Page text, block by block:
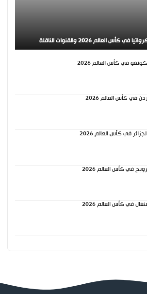
العالم 2026 والقنوات الناقلة
موعد مباراة البرتغال والكونغو في كأس العالم 2026
موعد مباراة النمسا والأردن في كأس العالم 2026
موعد مباراة الأرجنتين والجزائر في كأس العالم 2026
موعد مباراة العراق والنرويج في كأس العالم 2026
موعد مباراة فرنسا والسنغال في كأس العالم 2026